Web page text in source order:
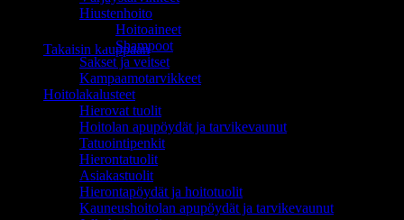
Ostoskori on tyhjä.
Takaisin kauppaan
Hiustenhoito
Hoitoaineet
Shampoot
Sakset ja veitset
Kampaamotarvikkeet
Hoitolakalusteet
Hierovat tuolit
Hoitolan apupöydät ja tarvikevaunut
Tatuointipenkit
Hierontatuolit
Asiakastuolit
Hierontapöydät ja hoitotuolit
Kauneushoitolan apupöydät ja tarvikevaunut